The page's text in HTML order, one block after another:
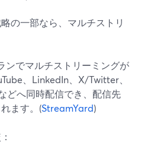
の一部なら、マルチストリ
ンでマルチストリーミングが
、LinkedIn、X/Twitter、
どへ同時配信でき、配信先
ます。(StreamYard)